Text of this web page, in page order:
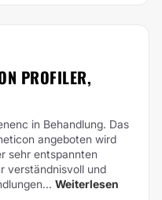
PROFILER,
in Behandlung. Das
angeboten wird
sehr entspannten
verständnisvoll und
Weiterlesen